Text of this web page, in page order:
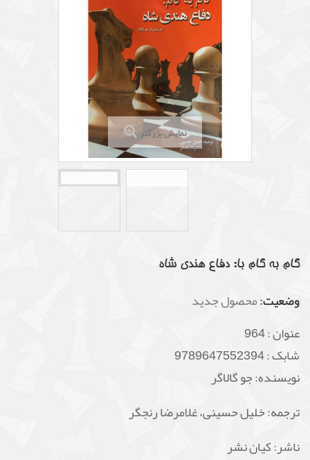
نمایش بزرگتر
گام به گام با: دفاع هندی شاه
وضعیت:محصول جدید
عنوان :964
شابک :9789647552394
نویسنده: جو گالاگر
ترجمه: خلیل حسینی، غلامرضا رنجگر
ناشر:کیاننشر